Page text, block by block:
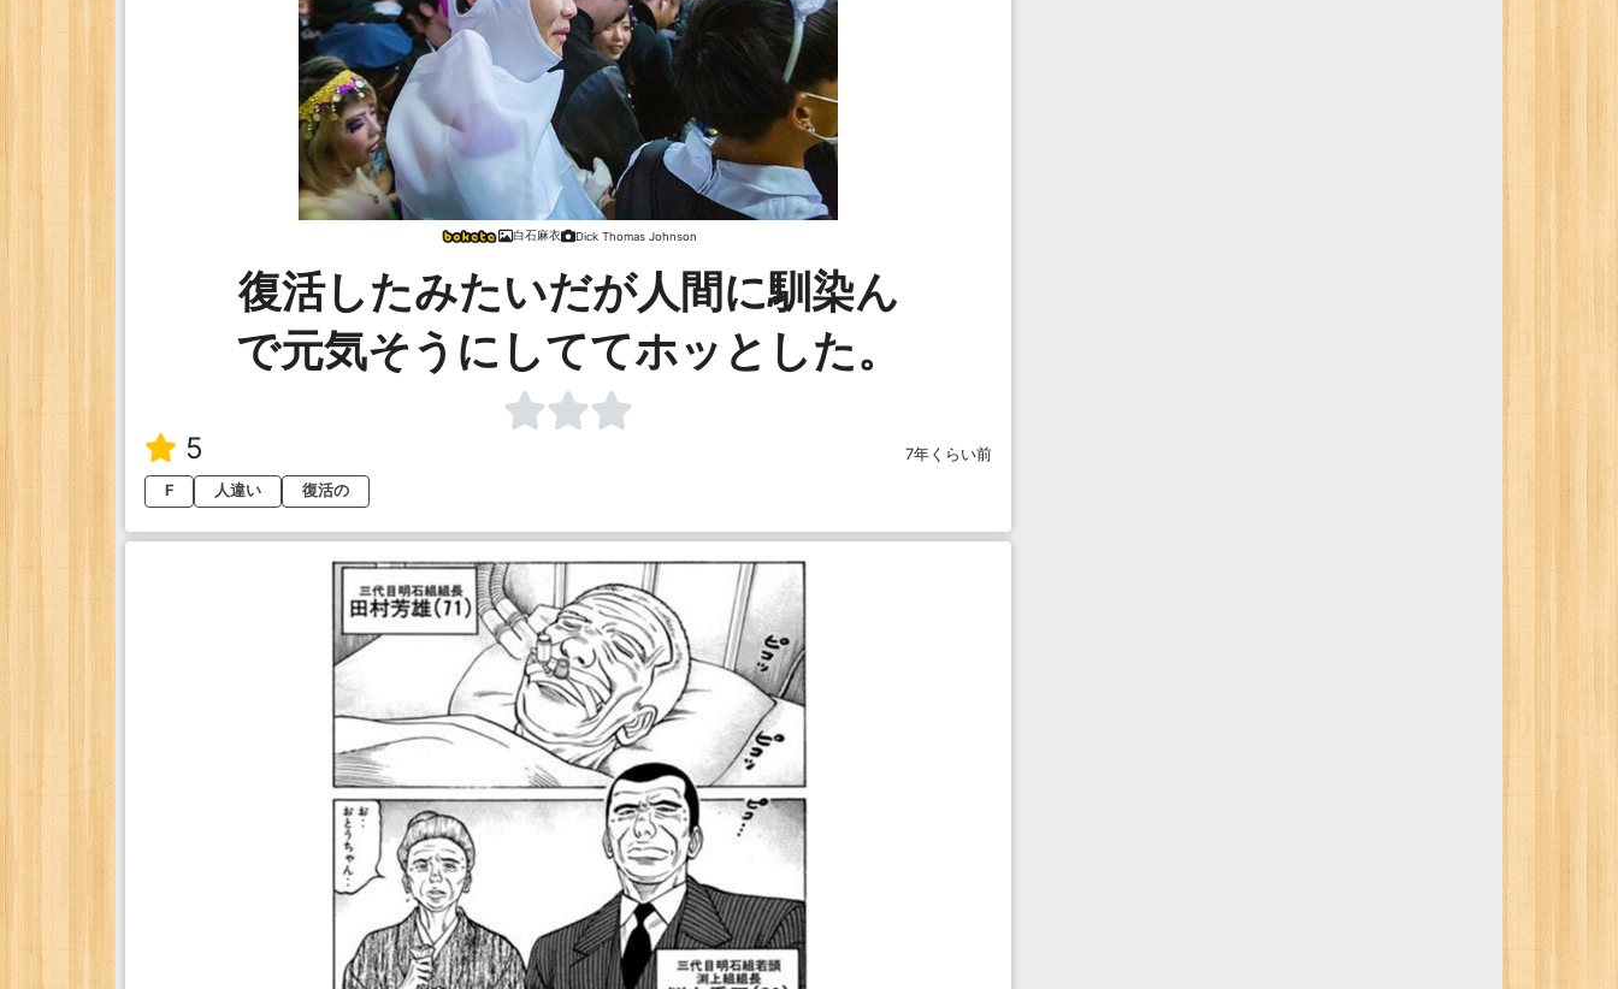
白石麻衣 Dick Thomas Johnson
復活したみたいだが人間に馴染ん
で元気そうにしててホッとした。
5
7年くらい前
F
人違い 復活の